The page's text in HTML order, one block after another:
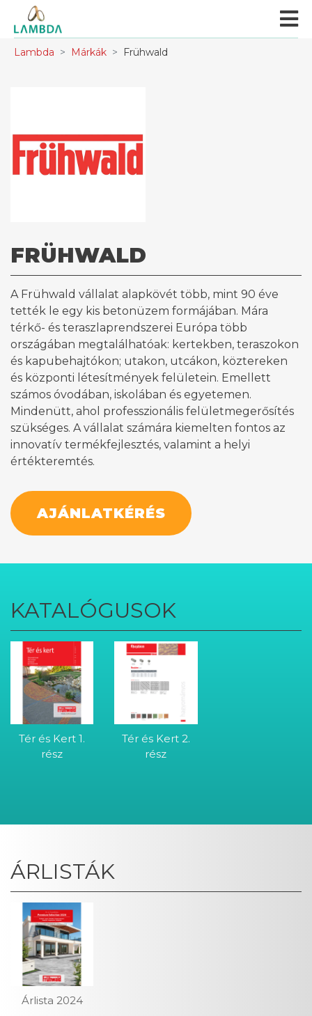
Lambda Márkák Frühwald
FRÜHWALD
A Frühwald vállalat alapkövét több, mint 90 éve
tették le egy kis betonüzem formájában. Mára
térkő- és teraszlaprendszerei Európa több
országában megtalálhatóak: kertekben, teraszokon
és kapubehajtókon; utakon, utcákon, köztereken
és központi létesítmények felületein. Emellett
számos óvodában, iskolában és egyetemen.
Mindenütt, ahol professzionális felületmegerősítés
szükséges. A vállalat számára kiemelten fontos az
innovatív termékfejlesztés, valamint a helyi
értékteremtés.
AJÁNLATKÉRÉS
KATALÓGUSOK
Tér és Kert 1.
rész
Tér és Kert 2.
rész
ÁRLISTÁK
Árlista 2024